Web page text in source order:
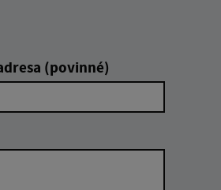
(povinné)